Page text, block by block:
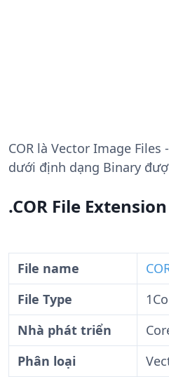
COR là Vector Image Files
dưới định dạng Binary
.COR File Extension
File name
File Type
Nhà phát triển
Phân loại